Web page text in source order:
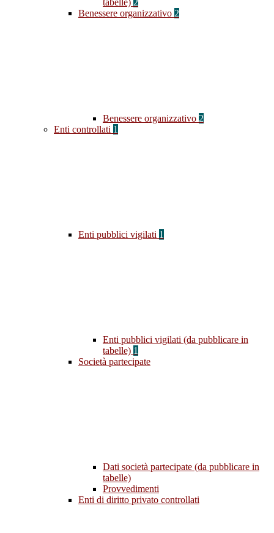
tabelle) 2
Benessere organizzativo 2
Benessere organizzativo 2
Enti controllati 1
Enti pubblici vigilati 1
Enti pubblici vigilati (da pubblicare in
tabelle) 1
Società partecipate
Dati società partecipate (da pubblicare in
tabelle)
Provvedimenti
Enti di diritto privato controllati